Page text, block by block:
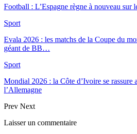
Football : L’Espagne règne à nouveau sur
Sport
Evala 2026 : les matchs de la Coupe du
géant de BB…
Sport
Mondial 2026 : la Côte d’Ivoire se rassure
l’Allemagne
Prev Next
Laisser un commentaire